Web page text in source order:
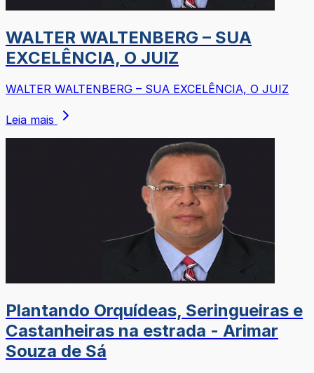
WALTER WALTENBERG – SUA
EXCELÊNCIA, O JUIZ
WALTER WALTENBERG – SUA EXCELÊNCIA, O JUIZ
Leia mais
Plantando Orquídeas, Seringueiras e
Castanheiras na estrada - Arimar
Souza de Sá